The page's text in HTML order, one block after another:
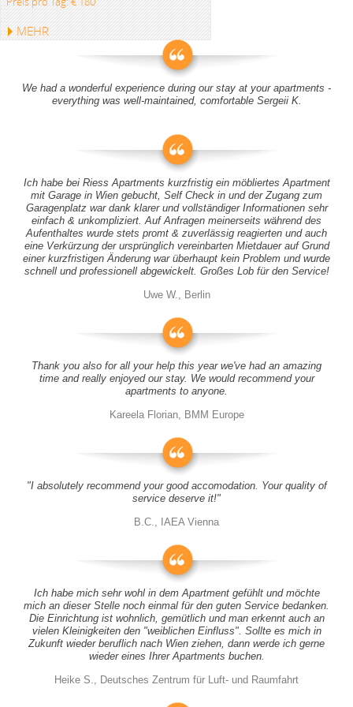
MEHR
We had a wonderful experience during our stay at your apartments -
everything was well-maintained, comfortable Sergeii K.
Ich habe bei Riess Apartments kurzfristig ein möbliertes Apartment
mit Garage in Wien gebucht, Self Check in und der Zugang zum
Garagenplatz war dank klarer und vollständiger Informationen sehr
einfach & unkompliziert. Auf Anfragen meinerseits während des
Aufenthaltes wurde stets promt & zuverlässig reagierten und auch
eine Verkürzung der ursprünglich vereinbarten Mietdauer auf Grund
einer kurzfristigen Änderung war überhaupt kein Problem und wurde
schnell und professionell abgewickelt. Großes Lob für den Service!
Uwe W., Berlin
Thank you also for all your help this year we've had an amazing
time and really enjoyed our stay. We would recommend your
apartments to anyone.
Kareela Florian, BMM Europe
"I absolutely recommend your good accomodation. Your quality of
service deserve it!"
B.C., IAEA Vienna
Ich habe mich sehr wohl in dem Apartment gefühlt und möchte
mich an dieser Stelle noch einmal für den guten Service bedanken.
Die Einrichtung ist wohnlich, gemütlich und man erkennt auch an
vielen Kleinigkeiten den "weiblichen Einfluss". Sollte es mich in
Zukunft wieder beruflich nach Wien ziehen, dann werde ich gerne
wieder eines Ihrer Apartments buchen.
Heike S., Deutsches Zentrum für Luft- und Raumfahrt